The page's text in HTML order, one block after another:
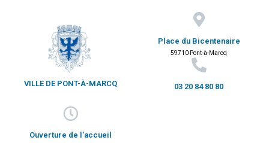
VILLE DE PONT-À-MARCQ
Place du Bicentenaire
59710 Pont-à-Marcq
03 20 84 80 80
Ouverture de l'accueil